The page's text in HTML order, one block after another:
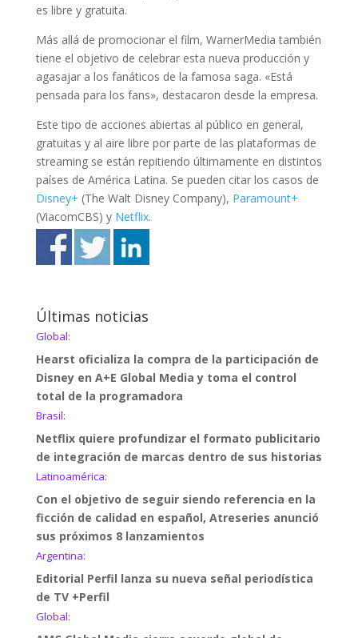
es libre y gratuita.
Más allá de promocionar el film, WarnerMedia también
tiene el objetivo de celebrar esta nueva producción y
agasajar a los fanáticos de la famosa saga. «Está
pensada para los fans», destacaron desde la empresa.
Este tipo de acciones abiertas al público en general,
gratuitas y al aire libre por parte de las plataformas de
streaming se están repitiendo últimamente en distintos
países de América Latina. Se pueden citar los casos de
Disney+ (The Walt Disney Company), Paramount+
(ViacomCBS) y Netflix.
Últimas noticias
Global:
Hearst oficializa la compra de la participación de
Disney en A+E Global Media y toma el control
total de la programadora
Brasil:
Netflix quiere profundizar el formato publicitario
de integración de marcas dentro de sus historias
Latinoamérica:
Con el objetivo de seguir siendo referencia en la
ficción de calidad en español, Atreseries anunció
sus próximos 8 lanzamientos
Argentina:
Editorial Perfil lanza su nueva señal periodística
de TV +Perfil
Global: